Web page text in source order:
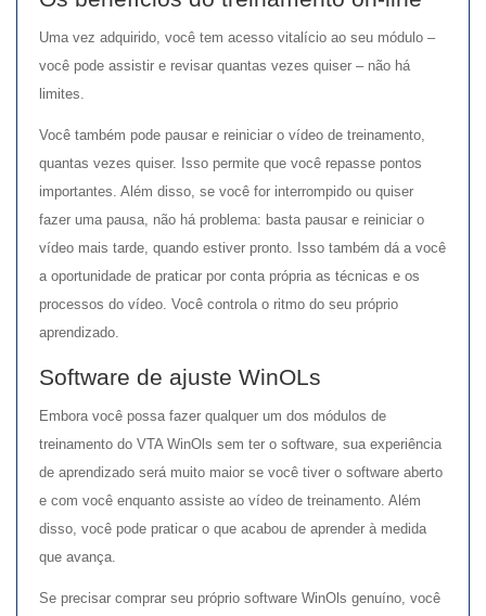
Uma vez adquirido, você tem acesso vitalício ao seu módulo –
você pode assistir e revisar quantas vezes quiser – não há
limites.
Você também pode pausar e reiniciar o vídeo de treinamento,
quantas vezes quiser. Isso permite que você repasse pontos
importantes. Além disso, se você for interrompido ou quiser
fazer uma pausa, não há problema: basta pausar e reiniciar o
vídeo mais tarde, quando estiver pronto. Isso também dá a você
a oportunidade de praticar por conta própria as técnicas e os
processos do vídeo. Você controla o ritmo do seu próprio
aprendizado.
Software de ajuste WinOLs
Embora você possa fazer qualquer um dos módulos de
treinamento do VTA WinOls sem ter o software, sua experiência
de aprendizado será muito maior se você tiver o software aberto
e com você enquanto assiste ao vídeo de treinamento. Além
disso, você pode praticar o que acabou de aprender à medida
que avança.
Se precisar comprar seu próprio software WinOls genuíno, você